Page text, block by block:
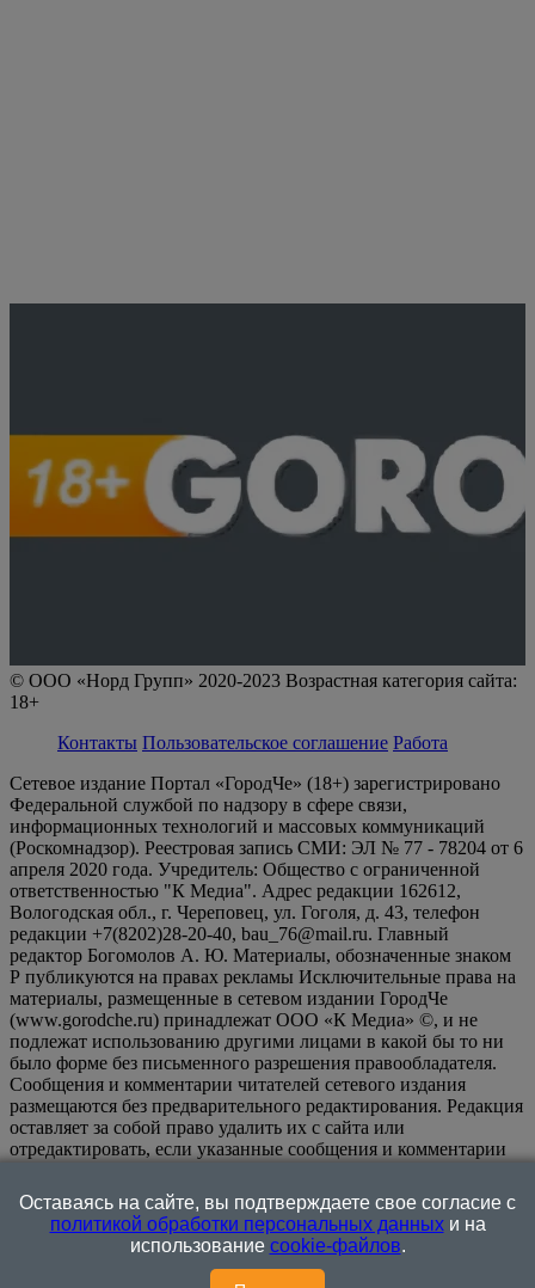
© ООО «Норд Групп» 2020-2023 Возрастная категория сайта:
18+
Контакты Пользовательское соглашение Работа
Сетевое издание Портал «ГородЧе» (18+) зарегистрировано
Федеральной службой по надзору в сфере связи,
информационных технологий и массовых коммуникаций
(Роскомнадзор). Реестровая запись СМИ: ЭЛ № 77 - 78204 от 6
апреля 2020 года. Учредитель: Общество с ограниченной
ответственностью "К Медиа". Адрес редакции 162612,
Вологодская обл., г. Череповец, ул. Гоголя, д. 43, телефон
редакции +7(8202)28-20-40, bau_76@mail.ru. Главный
редактор Богомолов А. Ю. Материалы, обозначенные знаком
Р публикуются на правах рекламы Исключительные права на
материалы, размещенные в сетевом издании ГородЧе
(www.gorodche.ru) принадлежат ООО «К Медиа» ©, и не
подлежат использованию другими лицами в какой бы то ни
было форме без письменного разрешения правообладателя.
Сообщения и комментарии читателей сетевого издания
размещаются без предварительного редактирования. Редакция
оставляет за собой право удалить их с сайта или
отредактировать, если указанные сообщения и комментарии
или нарушением иных требований закона.
информационном ресурсе применяются рекомендательные
технологии (информационные технологии предоставления
информации на основе сбора, систематизации и анализа
сведений, относящихся к предпочтениям пользователей сети
Оставаясь на сайте, вы подтверждаете свое согласие с
политикой обработки персональных данныхи на
использование cookie-файлов.